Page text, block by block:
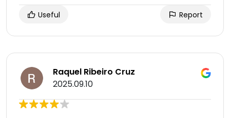
Useful Report
Raquel Ribeiro Cruz
2025.09.10